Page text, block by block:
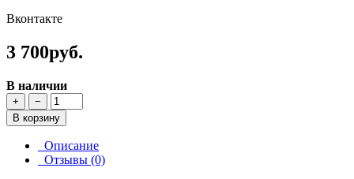
Вконтакте
3 700руб.
В наличии
+
−
В корзину
Описание
Отзывы (0)